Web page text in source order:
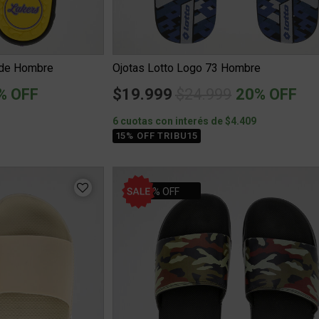
Hombre
from
OFF
Ojotas Lotto Logo 73 Hombre
$19.999 Price reduced from
to
20% OFF
6 cuotas con interés de $4.409
15% OFF TRIBU15
21% OFF